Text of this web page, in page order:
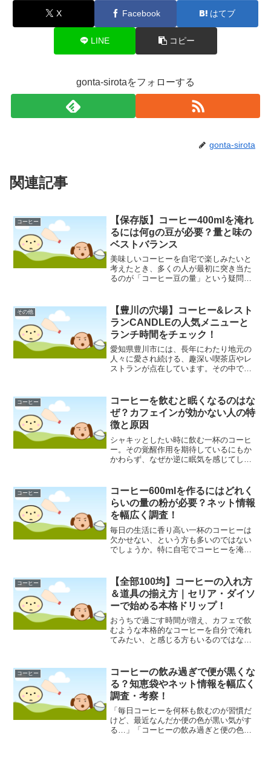
X Facebook はてブ
LINE コピー
gonta-sirotaをフォローする
gonta-sirota
関連記事
コーヒー
【保存版】コーヒー400mlを淹れ
るには何gの豆が必要？量と味の
ベストバランス
美味しいコーヒーを自宅で楽しみたいと
考えたとき、多くの人が最初に突き当た
るのが「コーヒー豆の量」という疑問で
豆を使えば良いのか、悩んでしまうこと
もあるかもしれませ...
その他
【豊川の穴場】コーヒー&レスト
ランCANDLEの人気メニューと
ランチ時間をチェック！
愛知県豊川市には、長年にわたり地元の
人々に愛され続ける、趣深い喫茶店やレ
ストランが点在しています。その中で
として知られているのが「コーヒー&レス
トランCANDLE（キャン...
コーヒー
コーヒーを飲むと眠くなるのはな
ぜ？カフェインが効かない人の特
徴と原因
シャキッとしたい時に飲む一杯のコーヒ
ー。その覚醒作用を期待しているにもか
かわらず、なぜか逆に眠気を感じてしま
い」「カフェインが効かない」といった
声は、インターネットのQ...
コーヒー
コーヒー600mlを作るにはどれく
らいの量の粉が必要？ネット情報
を幅広く調査！
毎日の生活に香り高い一杯のコーヒーは
欠かせない、という方も多いのではない
でしょうか。特に自宅でコーヒーを淹れ
しかし、淹れたいコーヒーの量に対し
て、具体的にどれくらいの粉...
コーヒー
【全部100均】コーヒーの入れ方
＆道具の揃え方｜セリア・ダイソ
ーで始める本格ドリップ！
おうちで過ごす時間が増え、カフェで飲
むような本格的なコーヒーを自分で淹れ
てみたい、と感じる方もいるのではない
イメージがあるかもしれません。実は、
今や100円ショップには...
コーヒー
コーヒーの飲み過ぎで便が黒くな
る？知恵袋やネット情報を幅広く
調査・考察！
「毎日コーヒーを何杯も飲むのが習慣だ
けど、最近なんだか便の色が黒い気がす
る…」「コーヒーの飲み過ぎと便の色っ